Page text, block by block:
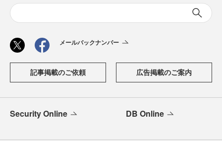
メールバックナンバー
記事掲載のご依頼 広告掲載のご案内
Security Online DB Online